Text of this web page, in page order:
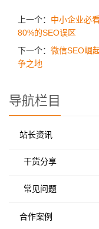
上一个： 中小企业必
80%的SEO误区
下一个： 微信SEO崛
争之地
导航栏目
站长资讯
干货分享
常见问题
合作案例